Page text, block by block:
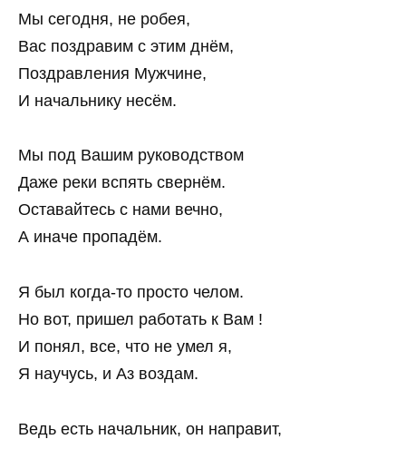
Мы сегодня, не робея,
Вас поздравим с этим днём,
Поздравления Мужчине,
И начальнику несём.
Мы под Вашим руководством
Даже реки вспять свернём.
Оставайтесь с нами вечно,
А иначе пропадём.
Я был когда-то просто челом.
Но вот, пришел работать к Вам !
И понял, все, что не умел я,
Я научусь, и Аз воздам.
Ведь есть начальник, он направит,